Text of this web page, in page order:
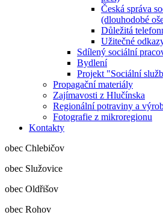
Česká správa
(dlouhodobé
Důležitá
Užitečné
Sdílený sociální
Bydlení
Projekt "Sociální
Propagační materiály
Zajímavosti z Hlučínska
Regionální potraviny a
Fotografie z mikroregionu
Kontakty
obec Chlebičov
obec Služovice
obec Oldřišov
obec Rohov